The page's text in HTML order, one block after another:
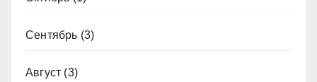
Сентябрь (3)
Август (3)